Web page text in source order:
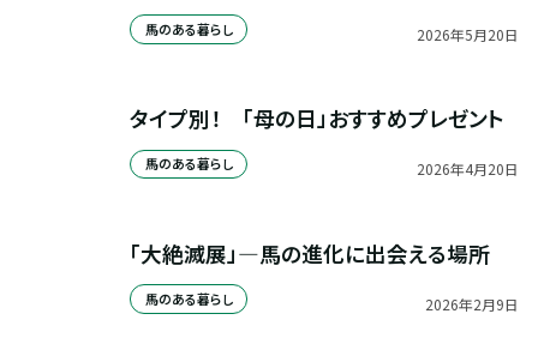
馬のある暮らし 2026年5月20日
タイプ別！　「母の日」おすすめプレゼント
馬のある暮らし 2026年4月20日
「大絶滅展」—馬の進化に出会える場所
馬のある暮らし 2026年2月9日